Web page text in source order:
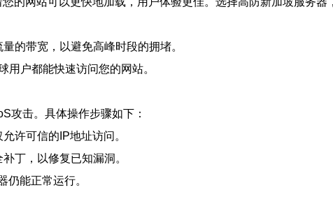
的带宽，以避免高峰时段的拥堵。
户都能快速访问您的网站。
攻击。具体操作步骤如下：
许可信的IP地址访问。
丁，以修复已知漏洞。
能正常运行。